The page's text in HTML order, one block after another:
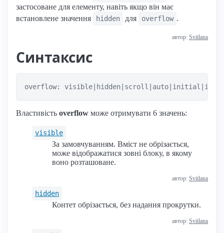
застосоване для елементу, навіть якщо він має
встановлене значення
hidden для overflow .
автор: Svitlana
Синтаксис
overflow:
Властивість overflow може отримувати 6 значень:
visible
За замовчуванням. Вміст не обрізається,
може відображатися зовні блоку, в якому
воно розташоване.
автор: Svitlana
hidden
Контет обрізається, без надання прокрутки.
автор: Svitlana